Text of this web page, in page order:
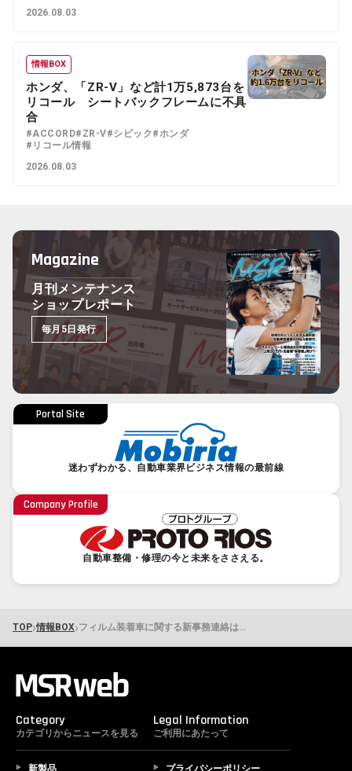
2026.08.03
情報BOX
ホンダ、「ZR-V」など計1万5,873台を
リコール シートバックフレームに不具
合
#ACCORD#ZR-V#シビック#ホンダ
#リコール情報
2026.08.03
Magazine
月刊メンテナンス
ショップレポート
毎月5日発行
Portal Site
迷わずわかる、自動車業界ビジネス情報の最前線
Company Profile
自動車整備・修理の今と未来をささえる。
TOP›情報BOX› フィルム装着車に関する新事務連絡は第一歩に過ぎない－日本自動車フィルム協会が代議員総会を開催
Category
カテゴリからニュースを見る
新製品
Legal Information
ご利用にあたって
プライバシーポリシー